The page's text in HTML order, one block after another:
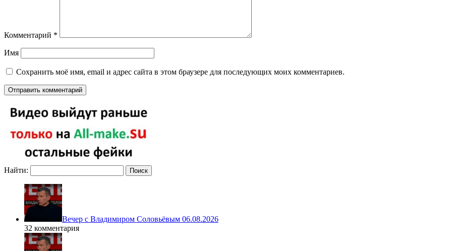
Комментарий *
Имя
Сохранить моё имя, email и адрес сайта в этом браузере для последующих моих комментариев.
Найти:
Вечер с Владимиром Соловьёвым 06.08.2026
32 комментария